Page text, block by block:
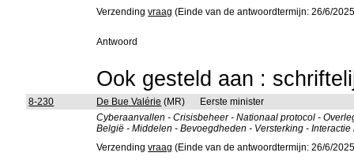
Verzendingvraag (Einde van de antwoordtermijn: 26/6/
Antwoord
Ook gesteld aan :
8-230 De Bue Valérie (MR)
Eerste minister
Cyberaanvallen - Crisisbeheer - Nationaal protocol -
België - Middelen - Bevoegdheden - Versterking -
Verzendingvraag (Einde van de antwoordtermijn: 26/6/